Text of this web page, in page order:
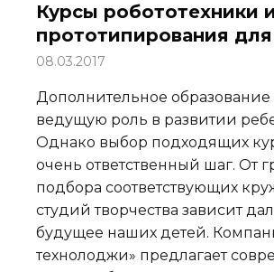
Курсы робототехники
прототипирования
08.03.2017
Дополнительное образование
ведущую роль в развитии
Однако выбор подходящих
очень ответственный шаг. От
подбора соответствующих
студий творчества зависит
будущее наших детей.
технолоджи» предлагает